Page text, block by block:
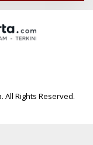
All Rights Reserved.